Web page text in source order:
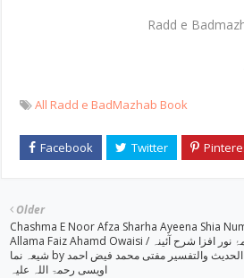
Radd e
All Radd e BadMazhab Book
Older
Chashma E Noor Afza Sharha Ayeena Shia
Allama Faiz Ahamd Owaisi / چشمۂ نور افزا شرح آئینہ
شیعہ نما by شیخ الحدیث والتفسیر مفتی محمد فیض احمد
اویسی رحمۃ اللہ علیہ